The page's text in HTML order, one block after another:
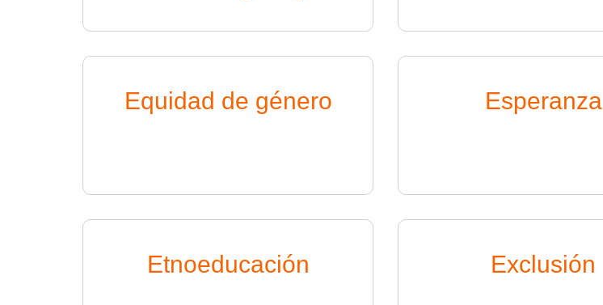
Equidad de género Esperanza
Etnoeducación Exclusión